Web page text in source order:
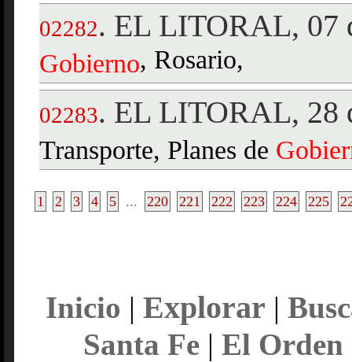
02282. EL LITORAL, 07
Gobierno, Rosario,
02283. EL LITORAL, 28
Transporte, Planes de
1 2 3 4 5 ... 220 221 222 223 224 225
Inicio | Explorar |
Santa Fe| El Orden